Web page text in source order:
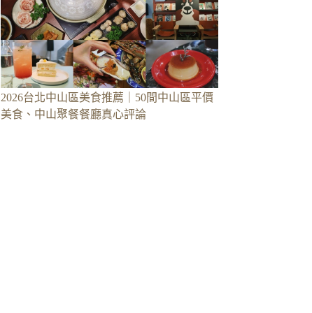
2026台北中山區美食推薦｜50間中山區平價
美食、中山聚餐餐廳真心評論